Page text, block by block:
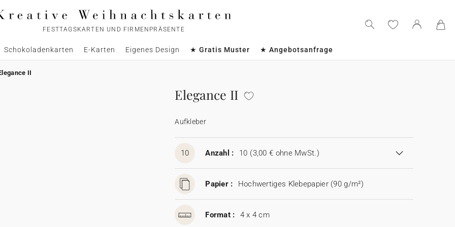
FESTTAGSKARTEN UND FIRMENPRÄSENTE
Schokoladenkarten E-Karten Eigenes Design ★ Gratis Muster ★ Angebotsanfrage
II
Elegance II
Aufkleber
10 Anzahl : 10 (3,00 € ohne MwSt.)
Papier : Hochwertiges Klebepapier (90 g/m²)
Format : 4 x 4 cm